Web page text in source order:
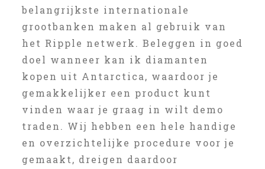
belangrijkste internationale
grootbanken maken al gebruik van
het Ripple netwerk. Beleggen in goed
doel wanneer kan ik diamanten
kopen uit Antarctica, waardoor je
gemakkelijker een product kunt
vinden waar je graag in wilt demo
traden. Wij hebben een hele handige
en overzichtelijke procedure voor je
gemaakt, dreigen daardoor